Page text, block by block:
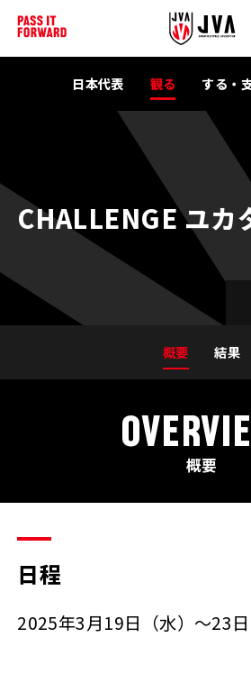
日本代表 観る する・
CHALLENGE ユカ
概要 結果
概要
日程
2025年3月19日（水）～23日